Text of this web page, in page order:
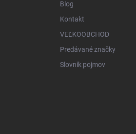
Blog
Kontakt
VEĽKOOBCHOD
Predávané značky
Slovník pojmov